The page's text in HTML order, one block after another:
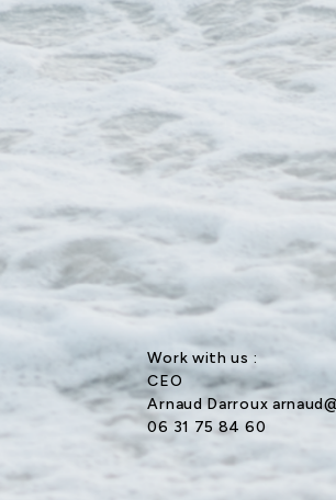
Work with us :
CEO
Arnaud Darroux
06 31 75 84 60